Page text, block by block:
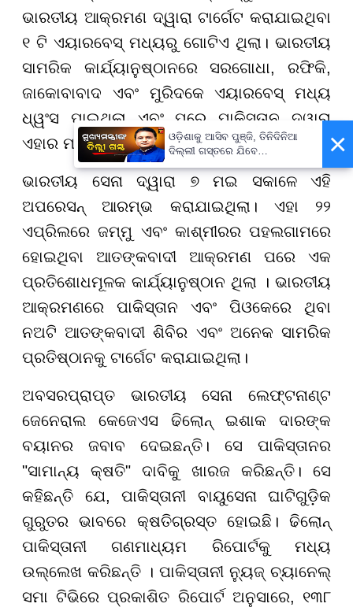
ଭାରତୀୟ ଆକ୍ରମଣ ଦ୍ୱାରା ଟାର୍ଗେଟ କରାଯାଇଥିବା
୧ ଟି ଏୟାରବେସ୍ ମଧ୍ୟରୁ ଗୋଟିଏ ଥିଲା। ଭାରତୀୟ
ସାମରିକ କାର୍ଯ୍ୟାନୁଷ୍ଠାନରେ ସରଗୋଧା, ରଫିକି,
ଜାକୋବାବାଦ ଏବଂ ମୁରିଦକେ ଏୟାରବେସ୍ ମଧ୍ୟ
ଧ୍ୱଂସ ପାଇଥିଲା ଏବଂ ପରେ ପାକିସ୍ତାନ ଦ୍ୱାରା
ଏହାର ମରାମତି କରାଯାଇଥିଲା।
ଭାରତୀୟ ସେନା ଦ୍ୱାରା ୭ ମଇ ସକାଳେ ଏହି
ଅପରେସନ୍ ଆରମ୍ଭ କରାଯାଇଥିଲା। ଏହା ୨୨
ଏପ୍ରିଲରେ ଜମ୍ମୁ ଏବଂ କାଶ୍ମୀରର ପହଲଗାମରେ
ହୋଇଥିବା ଆତଙ୍କବାଦୀ ଆକ୍ରମଣ ପରେ ଏକ
ପ୍ରତିଶୋଧମୂଳକ କାର୍ଯ୍ୟାନୁଷ୍ଠାନ ଥିଲା । ଭାରତୀୟ
ଆକ୍ରମଣରେ ପାକିସ୍ତାନ ଏବଂ ପିଓକେରେ ଥିବା
ନଅଟି ଆତଙ୍କବାଦୀ ଶିବିର ଏବଂ ଅନେକ ସାମରିକ
ପ୍ରତିଷ୍ଠାନକୁ ଟାର୍ଗେଟ କରାଯାଇଥିଲା।
ଅବସରପ୍ରାପ୍ତ ଭାରତୀୟ ସେନା ଲେଫ୍ଟନାଣ୍ଟ
ଜେନେରାଲ କେଜେଏସ ଢିଲୋନ୍ ଇଶାକ ଦାରଙ୍କ
ବୟାନର ଜବାବ ଦେଇଛନ୍ତି। ସେ ପାକିସ୍ତାନର
"ସାମାନ୍ୟ କ୍ଷତି" ଦାବିକୁ ଖାରଜ କରିଛନ୍ତି। ସେ
କହିଛନ୍ତି ଯେ, ପାକିସ୍ତାନୀ ବାୟୁସେନା ଘାଟିଗୁଡ଼ିକ
ଗୁରୁତର ଭାବରେ କ୍ଷତିଗ୍ରସ୍ତ ହୋଇଛି। ଢିଲୋନ୍
ପାକିସ୍ତାନୀ ଗଣମାଧ୍ୟମ ରିପୋର୍ଟକୁ ମଧ୍ୟ
ଉଲ୍ଲେଖ କରିଛନ୍ତି । ପାକିସ୍ତାନୀ ନ୍ୟୁଜ୍ ଚ୍ୟାନେଲ୍
ସମା ଟିଭିରେ ପ୍ରକାଶିତ ରିପୋର୍ଟ ଅନୁସାରେ, ୧୩୮
×
ଓଡ଼ିଶାକୁ ଆସିବ ପୁଞ୍ଜି, ତିନିଦିନିଆ
ଦିଲ୍ଲୀ ଗସ୍ତରେ ଯିବେ
ମୁଖ୍ୟମନ୍ତ୍ରୀ ମୋହନ ମାଝୀ